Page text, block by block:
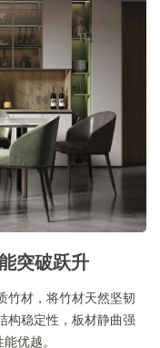
突破跃升
竹材，将竹材天然坚韧
构稳定性，板材静曲强
优越。